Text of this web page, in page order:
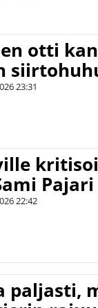
otti
23:31
22:42
paljasti,